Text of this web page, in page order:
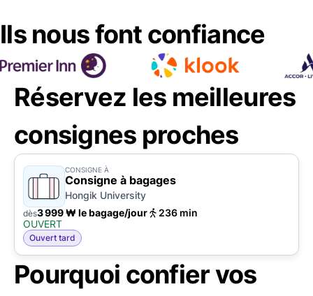
Ils nous font confiance
Réservez les meilleures
consignes proches
CONSIGNE À
Consigne à bagages
Hongik University
dès3 999 ₩ le bagage/jour
236 min
OUVERT
Ouvert tard
Pourquoi confier vos